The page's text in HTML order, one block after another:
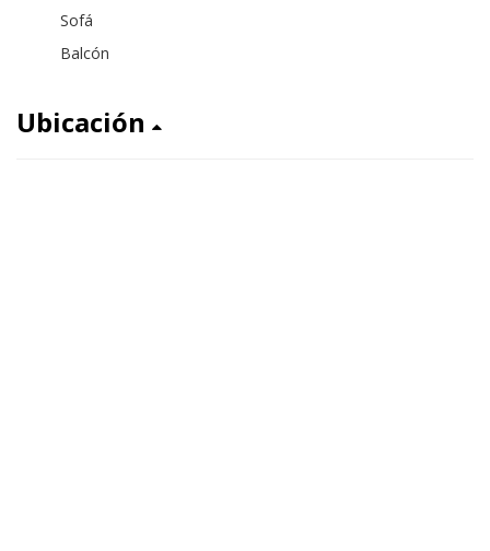
Sofá
Balcón
Ubicación